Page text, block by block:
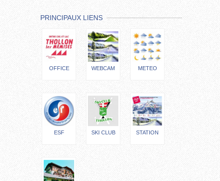
PRINCIPAUX LIENS
OFFICE WEBCAM METEO
ESF SKI CLUB STATION